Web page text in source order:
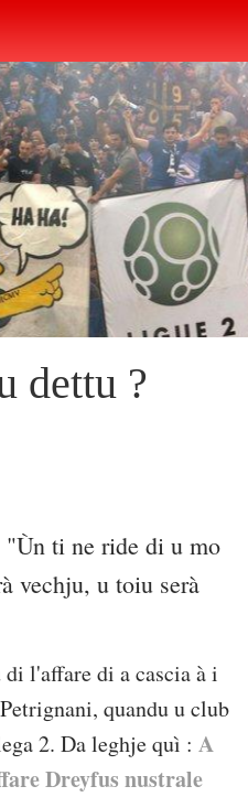
dettu ?
ti ne ride di u mo
vechju, u toiu serà
l'affare di a cascia à i
quandu u club
2. Da leghje quì : A
Dreyfus nustrale